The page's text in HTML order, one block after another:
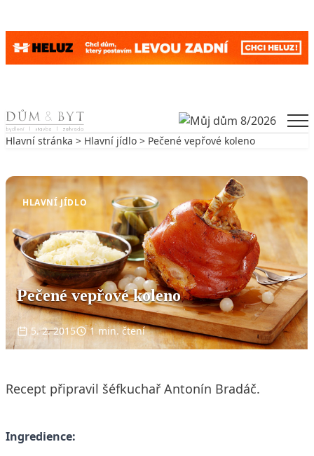
Skip to content
Hlavní stránka > Hlavní jídlo > Pečené vepřové koleno
HLAVNÍ JÍDLO
Pečené vepřové koleno
5. 2. 2015 1 min. čtení
Recept připravil šéfkuchař Antonín Bradáč.
Ingredience: